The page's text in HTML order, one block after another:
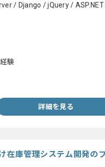
/ Django / jQuery /
験
詳細を見る
在庫管理システム開発の